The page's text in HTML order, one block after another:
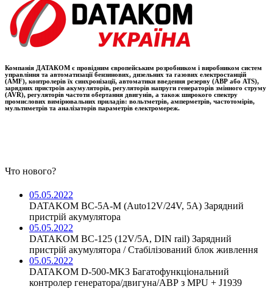
Компанія ДАТАКОМ є провідним європейським розробником і виробником систем
управління та автоматизації бензинових, дизельних та газових електростанцій
(AMF), контролерів їх синхронізації, автоматики введення резерву (АВР або ATS),
зарядних пристроїв акумуляторів, регуляторів напруги генераторів змінного струму
(AVR), регуляторів частоти обертання двигунів, а також широкого спектру
промислових вимірювальних приладів: вольтметрів, амперметрів, частотомірів,
мультиметрів та аналізаторів параметрів електромереж.
Что нового?
05.05.2022
DATAKOM BC-5A-M (Auto12V/24V, 5A) Зарядний
пристрій акумулятора
05.05.2022
DATAKOM BC-125 (12V/5A, DIN rail) Зарядний
пристрій акумулятора / Стабілізований блок живлення
05.05.2022
DATAKOM D-500-MK3 Багатофункціональний
контролер генератора/двигуна/АВР з MPU + J1939